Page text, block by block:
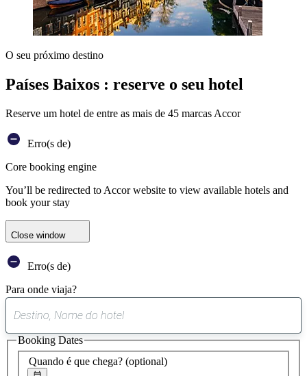
O seu próximo destino
Países Baixos : reserve o seu hotel
Reserve um hotel de entre as mais de 45 marcas Accor
Erro(s de)
Core booking engine
You’ll be redirected to Accor website to view available hotels and
book your stay
Close window
Erro(s de)
Para onde viaja?
sugestão
encontrada
Quando é que chega? (optional)
Booking Dates